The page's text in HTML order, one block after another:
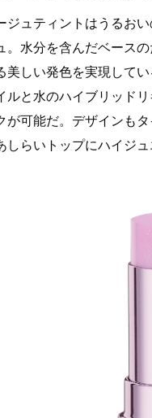
ュティントはうるお
。水分を含んだベース
美しい発色を実現して
ルと水のハイブリッド
が可能だ。デザインも
しらいトップにハイジ